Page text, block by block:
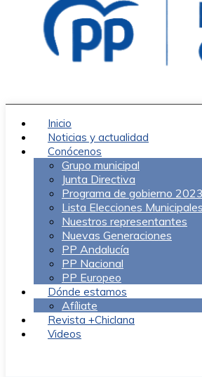
Inicio
Noticias y actualidad
Conócenos
Grupo municipal
Junta Directiva
Programa de gobierno
Lista Elecciones
Nuestros representantes
Nuevas Generaciones
PP Andalucía
PP Nacional
PP Europeo
Dónde estamos
Afíliate
Revista +Chiclana
Videos